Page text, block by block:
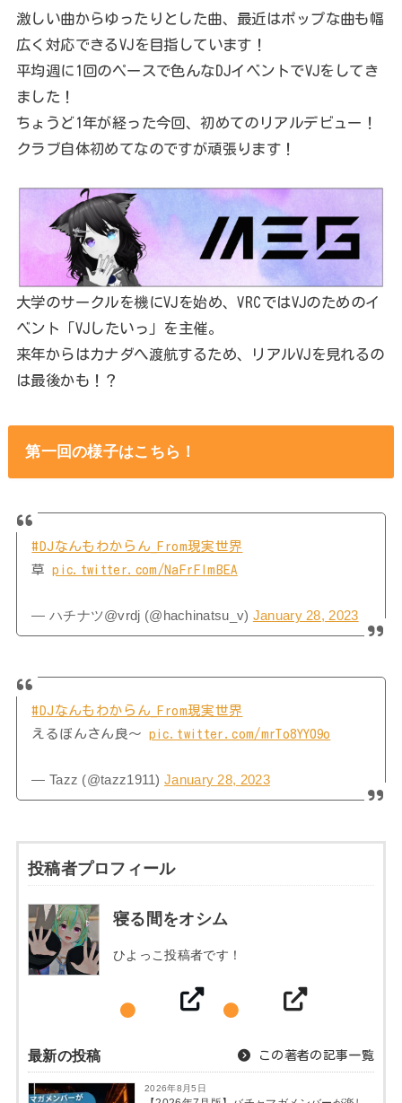
2023年1月からVRChatにてVJを初めました！
激しい曲からゆったりとした曲、最近はポップな曲も幅
広く対応できるVJを目指しています！
平均週に1回のペースで色んなDJイベントでVJをしてき
ちょうど1年が経った今回、初めてのリアルデビュー！
クラブ自体初めてなのですが頑張ります！
大学のサークルを機にVJを始め、VRCではVJのためのイ
来年からはカナダへ渡航するため、リアルVJを見れるの
は最後かも！？
第一回の様子はこちら！
#DJなんもわからん_From現実世界
— ハチナツ@vrdj (@hachinatsu_v)
#DJなんもわからん_From現実世界
投稿者プロフィール
寝る間をオシム